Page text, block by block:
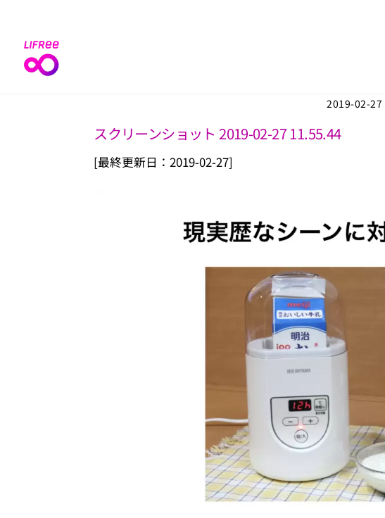
content
2019-02-27
スクリーンショット 2019-02-27 11.55.44
[最終更新日：2019-02-27]